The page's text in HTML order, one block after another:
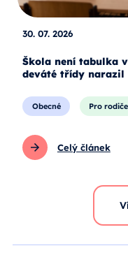
30. 07. 2026
Škola není tabulka
deváté třídy
Obecné Pro rodiče
Celý článek